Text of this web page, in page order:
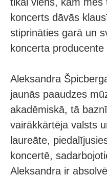
koncerts dāvās
stiprināties garā un
koncerta
Aleksandra
jaunās paaudzes
akadēmiskā, tā
vairākkārtēja valsts
laureāte,
koncertē,
Aleksandra ir